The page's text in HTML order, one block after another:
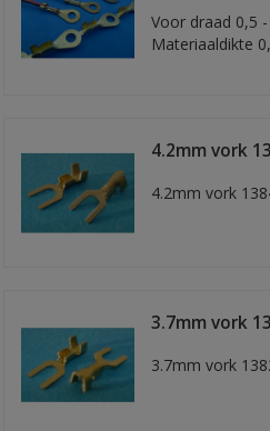
Voor draad 0,5
Materiaaldikte
4.2mm vork
4.2mm vork
3.7mm vork
3.7mm vork